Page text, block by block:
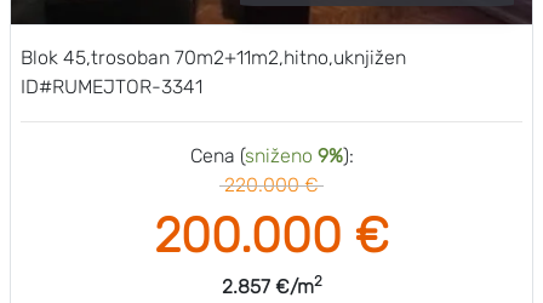
Blok 45,trosoban 70m2+11m2,hitno,uknjižen
ID#RUMEJTOR-3341
Cena (sniženo 9%):
220.000 €
200.000 €
2.857 €/m2